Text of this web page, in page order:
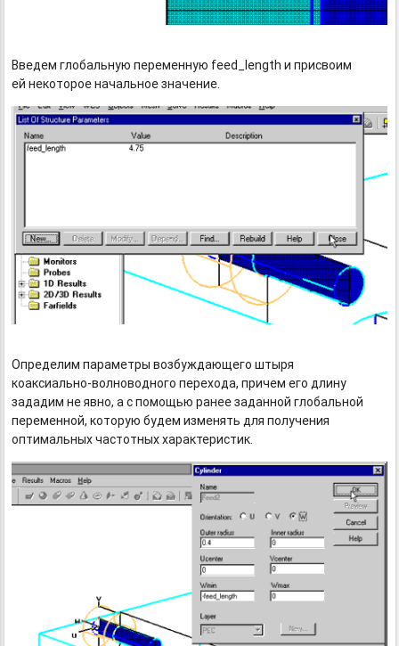
Введем глобальную переменную feed_length и присвоим
ей некоторое начальное значение.
Определим параметры возбуждающего штыря
коаксиально-волноводного перехода, причем его длину
зададим не явно, а с помощью ранее заданной глобальной
переменной, которую будем изменять для получения
оптимальных частотных характеристик.